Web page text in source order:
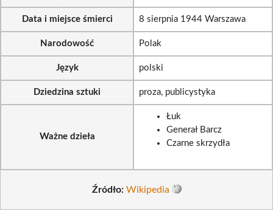
Data i miejsce śmierci 8 sierpnia 1944 Warszawa
Narodowość Polak
Język polski
Dziedzina sztuki proza, publicystyka
Ważne dzieła
Łuk
Generał Barcz
Czarne skrzydła
Źródło: Wikipedia